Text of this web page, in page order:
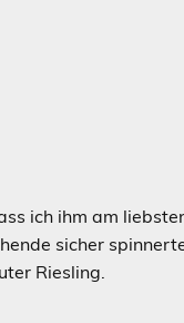
ich ihm am
sicher
Riesling.